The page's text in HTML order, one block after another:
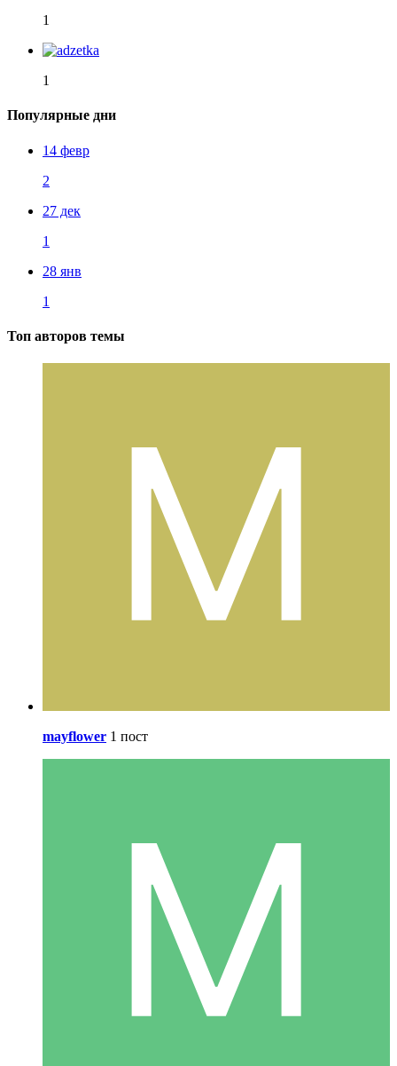
1
1
Популярные дни
14 февр
2
27 дек
1
28 янв
1
Топ авторов темы
mayflower 1 пост